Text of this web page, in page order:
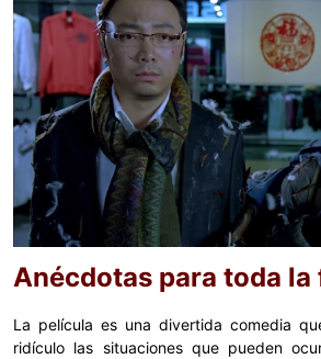
Anécdotas para toda la
La película es una divertida comedia
ridículo las situaciones que pueden